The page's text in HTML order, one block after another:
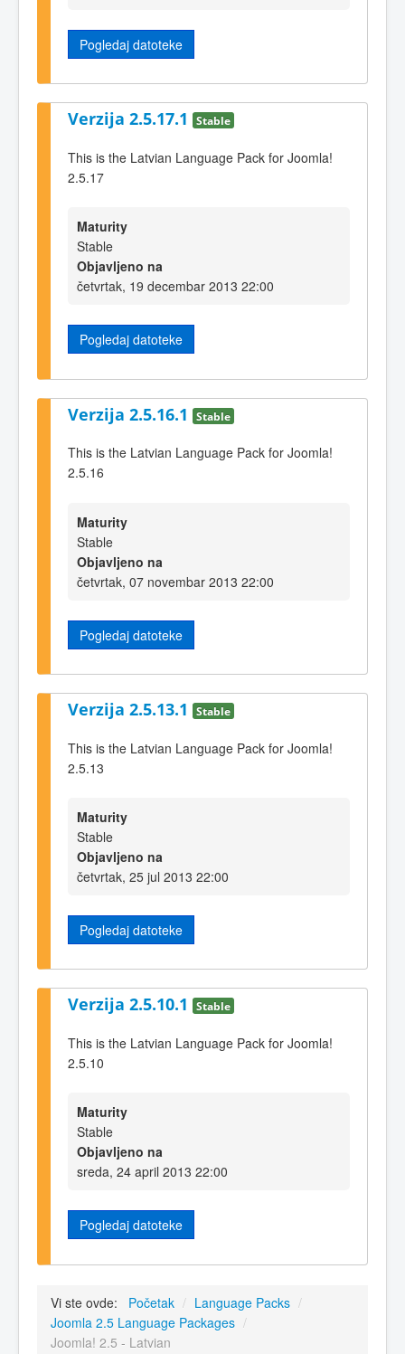
Pogledaj datoteke
Verzija 2.5.17.1 Stable
This is the Latvian Language Pack for Joomla!
2.5.17
Maturity
Stable
Objavljeno na
četvrtak, 19 decembar 2013 22:00
Pogledaj datoteke
Verzija 2.5.16.1 Stable
This is the Latvian Language Pack for Joomla!
2.5.16
Maturity
Stable
Objavljeno na
četvrtak, 07 novembar 2013 22:00
Pogledaj datoteke
Verzija 2.5.13.1 Stable
This is the Latvian Language Pack for Joomla!
2.5.13
Maturity
Stable
Objavljeno na
četvrtak, 25 jul 2013 22:00
Pogledaj datoteke
Verzija 2.5.10.1 Stable
This is the Latvian Language Pack for Joomla!
2.5.10
Maturity
Stable
Objavljeno na
sreda, 24 april 2013 22:00
Pogledaj datoteke
Vi ste ovde: Početak / Language Packs /
Joomla 2.5 Language Packages /
Joomla! 2.5 - Latvian